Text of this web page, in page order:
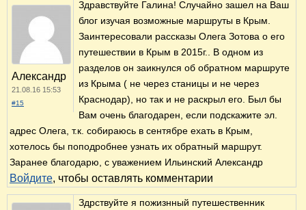
Александр
21.08.16 15:53
#15
Здравствуйте Галина! Случайно зашел на Ваш
блог изучая возможные маршруты в Крым.
Заинтересовали рассказы Олега Зотова о его
путешествии в Крым в 2015г.. В одном из
разделов он заикнулся об обратном маршруте
из Крыма ( не через станицы и не через
Краснодар), но так и не раскрыл его. Был бы
Вам очень благодарен, если подскажите эл.
адрес Олега, т.к. собираюсь в сентябре ехать в Крым,
хотелось бы поподробнее узнать их обратный маршрут.
Заранее благодарю, с уважением Ильинский Александр
Войдите, чтобы оставлять комментарии
Здрствуйте я пожизнный путешественник